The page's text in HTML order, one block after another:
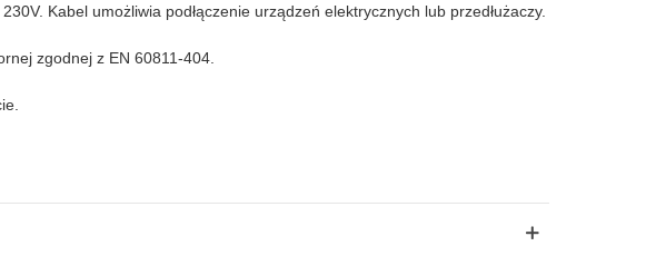
Kabel umożliwia podłączenie urządzeń elektrycznych lub przedłużaczy.
zgodnej z EN 60811-404.